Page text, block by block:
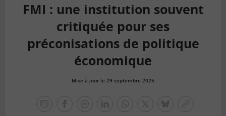
FMI : une institution souvent
critiquée pour ses
préconisations de politique
économique
Mise à jour le 29 septembre 2025